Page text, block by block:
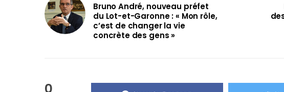
Bruno André, nouveau préfet
du Lot-et-Garonne : « Mon rôle,
c’est de changer la vie
concrète des gens »
0